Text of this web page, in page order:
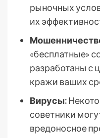
рыночных
их
«бесплатные»
разработаны с
кражи ваших
Вирусы:
советники
вредоносное